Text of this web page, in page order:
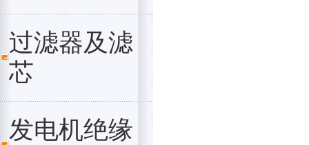
过滤器及滤
芯
发电机绝缘